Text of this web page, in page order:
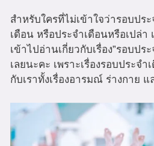
สำหรับใครที่ไม่เข้าใจว่ารอบปร
เดือน หรือประจำเดือนหรือเปล่า
เข้าไปอ่านเกี่ยวกับเรื่อง”รอบปร
เลยนะคะ เพราะเรื่องรอบประจ
กับเราทั้งเรื่องอารมณ์ ร่างกาย แ